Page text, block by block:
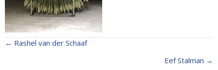
Posts
← Rashel van der Schaaf
Eef Stalman →